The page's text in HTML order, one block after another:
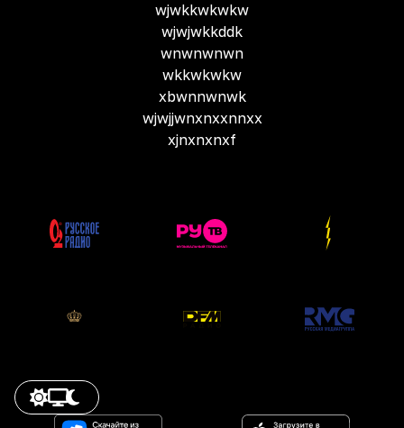
wjwkkwkwkw
wjwjwkkddk
wnwnwnwn
wkkwkwkw
xbwnnwnwk
wjwjjwnxnxxnnxx
xjnxnxnxf